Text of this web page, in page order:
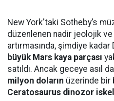
New York'taki Sotheby’s
düzenlenen nadir jeolojik
artırmasında, şimdiye kadar
büyük Mars kaya parçası
satıldı. Ancak geceye asıl
milyon doların üzerinde bir
Ceratosaurus dinozor